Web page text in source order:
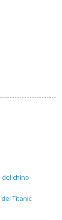
del chino
Titanic